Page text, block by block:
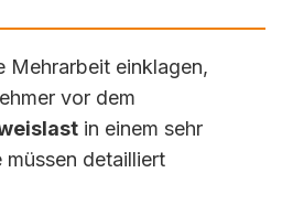
Mehrarbeit einklagen,
vor dem
in einem sehr
detailliert